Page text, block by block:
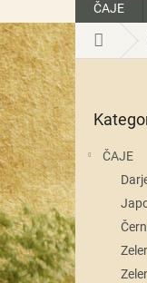
ČAJE
Domů
P
o
s
t
a
n
n
í
p
a
kategorie
ČAJE